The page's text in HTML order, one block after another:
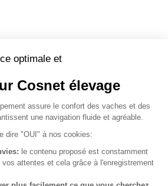
optimale et
Cosnet élevage
assure le confort des vaches et des
une navigation fluide et agréable.
dire "OUI" à nos cookies:
le contenu proposé est constamment
vos attentes et cela grâce à l'enregistrement